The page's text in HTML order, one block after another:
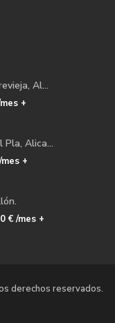
Al...
+
Alica...
/mes +
€/mes +
derechos reservados.